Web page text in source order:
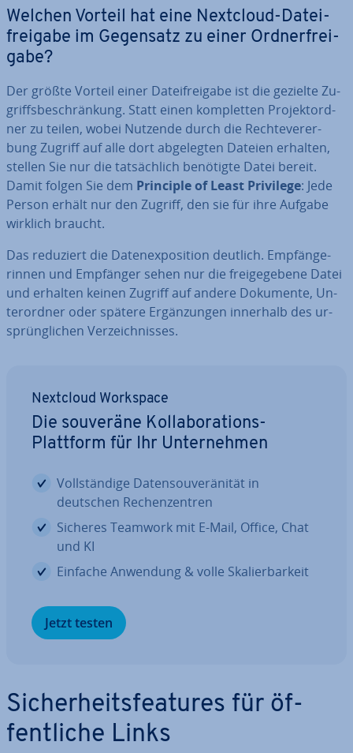
Welchen Vorteil hat eine Nextcloud-Da­tei­
frei­ga­be im Gegensatz zu einer Ord­ner­frei­
ga­be?
Der größte Vorteil einer Da­tei­frei­ga­be ist die gezielte Zu­
griffs­be­schrän­kung. Statt einen kom­plet­ten Pro­jekt­ord­
ner zu teilen, wobei Nutzende durch die Rech­te­ver­er­
bung Zugriff auf alle dort ab­ge­leg­ten Dateien erhalten,
stellen Sie nur die tat­säch­lich benötigte Datei bereit.
Damit folgen Sie dem Principle of Least Privilege: Jede
Person erhält nur den Zugriff, den sie für ihre Aufgabe
wirklich braucht.
Das reduziert die Da­ten­ex­po­si­ti­on deutlich. Emp­fän­ge­
rin­nen und Empfänger sehen nur die frei­ge­ge­be­ne Datei
und erhalten keinen Zugriff auf andere Dokumente, Un­
ter­ord­ner oder spätere Er­gän­zun­gen innerhalb des ur­
sprüng­li­chen Ver­zeich­nis­ses.
Nextcloud Workspace
Die souveräne Kol­la­bo­ra­ti­ons-
Plattform für Ihr Un­ter­neh­men
Voll­stän­di­ge Da­ten­sou­ve­rä­ni­tät in
deutschen Re­chen­zen­tren
Sicheres Teamwork mit E-Mail, Office, Chat
und KI
Einfache Anwendung & volle Ska­lier­bar­keit
Jetzt testen
Si­cher­heits­fea­tures für öf­
fent­li­che Links